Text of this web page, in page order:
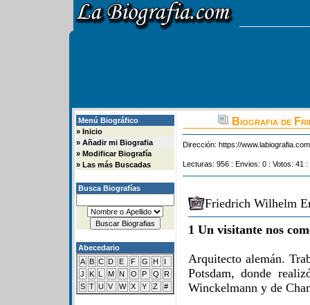
Menú Biográfico
» Inicio
» Añadir mi Biografia
» Modificar Biografía
» Las más Buscadas
Busca Biografías
Abecedario
A B C D E F G H
I
J
K L M N O P Q
R
S T U V W X Y Z #
Biografia de
Dirección: https://
Lecturas: 956 : Envios: 0 : Votos: 41
Friedrich Wilhelm
1 Un visitante nos
Arquitecto alemán.
Potsdam, donde
Winckelmann y de